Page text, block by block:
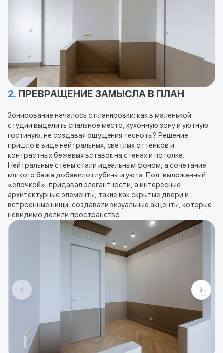
2. ПРЕВРАЩЕНИЕ ЗАМЫСЛА В ПЛАН
Зонирование началось с планировки: как в маленькой
студии выделить спальное место, кухонную зону и уютную
гостиную, не создавая ощущения тесноты? Решение
пришло в виде нейтральных, светлых оттенков и
контрастных бежевых вставок на стенах и потолке.
Нейтральные стены стали идеальным фоном, а сочетание
мягкого бежа добавило глубины и уюта. Пол, выложенный
«ёлочкой», придавал элегантности, а интересные
архитектурные элементы, такие как скрытые двери и
встроенные ниши, создавали визуальные акценты, которые
невидимо делили пространство.